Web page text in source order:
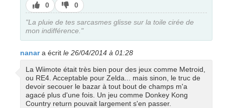
J’aime
0
J’aime
pas
0
"La pluie de tes sarcasmes glisse sur la toile cirée de
mon indifférence."
nanara écrit le 26/04/2014 à 01:28
La Wiimote était très bien pour des jeux comme Metroid,
ou RE4. Acceptable pour Zelda... mais sinon, le truc de
devoir secouer le bazar à tout bout de champs m'a
agacé plus d'une fois. Un jeu comme Donkey Kong
Country return pouvait largement s'en passer.